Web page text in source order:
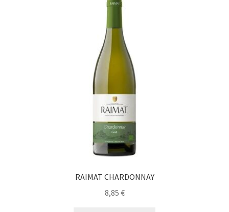
RAIMAT CHARDONNAY
8,85 €